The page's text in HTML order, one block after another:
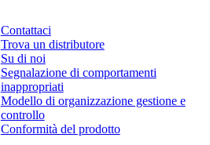
Contattaci
Trova un distributore
Su di noi
Segnalazione di comportamenti
inappropriati
Modello di organizzazione gestione e
controllo
Conformità del prodotto